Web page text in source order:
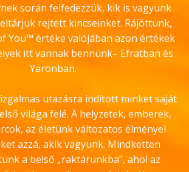
során felfedezzük, kik is vagyunk
rejtett kincseinket. Rájöttünk,
You™ értéke valójában azon értékek
itt vannak bennünk– Efratban és
Yaronban.
utazásra indított minket saját
világa felé. A helyzetek, emberek,
az életünk változatos élményei
azzá, akik vagyunk. Mindketten
a belső „raktárunkba”, ahol az